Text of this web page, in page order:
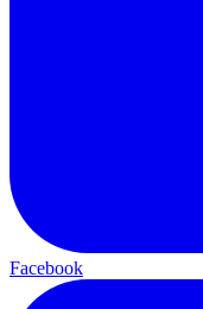
Facebook